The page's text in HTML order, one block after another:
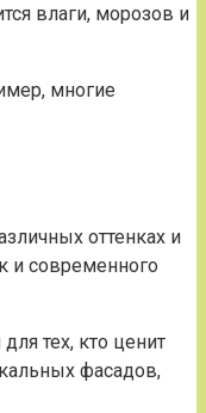
влаги, морозов и
многие
оттенках и
и современного
тех, кто ценит
фасадов,